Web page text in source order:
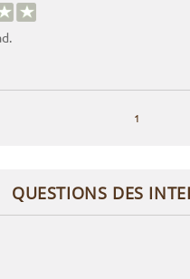
1
QUESTIONS DES